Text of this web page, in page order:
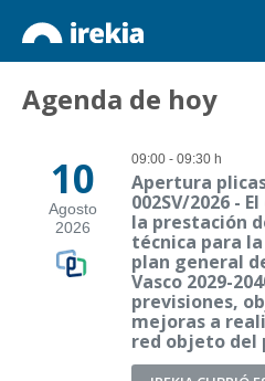
Agenda de hoy